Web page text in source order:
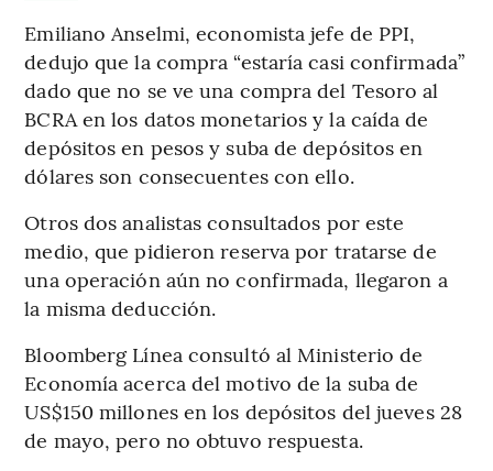
Emiliano Anselmi, economista jefe de PPI,
dedujo que la compra “estaría casi confirmada”
dado que no se ve una compra del Tesoro al
BCRA en los datos monetarios y la caída de
depósitos en pesos y suba de depósitos en
dólares son consecuentes con ello.
Otros dos analistas consultados por este
medio, que pidieron reserva por tratarse de
una operación aún no confirmada, llegaron a
la misma deducción.
Bloomberg Línea consultó al Ministerio de
Economía acerca del motivo de la suba de
US$150 millones en los depósitos del jueves 28
de mayo, pero no obtuvo respuesta.